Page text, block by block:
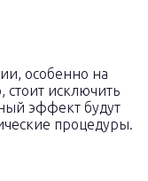
особенно на
стоит исключить
эффект будут
процедуры.